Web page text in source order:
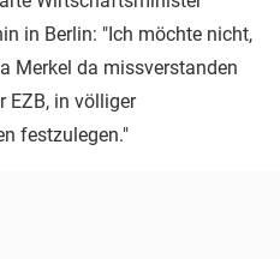
in Berlin: "Ich möchte nicht,
Merkel da missverstanden
EZB, in völliger
festzulegen."